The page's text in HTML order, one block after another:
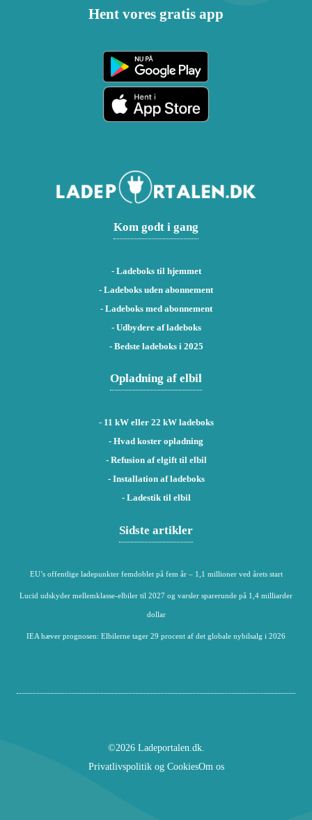
Hent vores gratis app
Kom godt i gang
- Ladeboks til hjemmet
- Ladeboks uden abonnement
- Ladeboks med abonnement
- Udbydere af ladeboks
- Bedste ladeboks i 2025
Opladning af elbil
- 11 kW eller 22 kW ladeboks
- Hvad koster opladning
- Refusion af elgift til elbil
- Installation af ladeboks
- Ladestik til elbil
Sidste artikler
EU’s offentlige ladepunkter femdoblet på fem år – 1,1 millioner ved årets start
Lucid udskyder mellemklasse-elbiler til 2027 og varsler sparerunde på 1,4 milliarder
dollar
IEA hæver prognosen: Elbilerne tager 29 procent af det globale nybilsalg i 2026
©2026 Ladeportalen.dk.
Privatlivspolitik og CookiesOm os